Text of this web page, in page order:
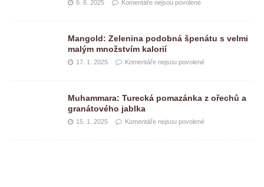
6. 6. 2025 Komentáře nejsou povolené
Mangold: Zelenina podobná špenátu s velmi
malým množstvím kalorií
17. 1. 2025 Komentáře nejsou povolené
Muhammara: Turecká pomazánka z ořechů a
granátového jablka
15. 1. 2025 Komentáře nejsou povolené